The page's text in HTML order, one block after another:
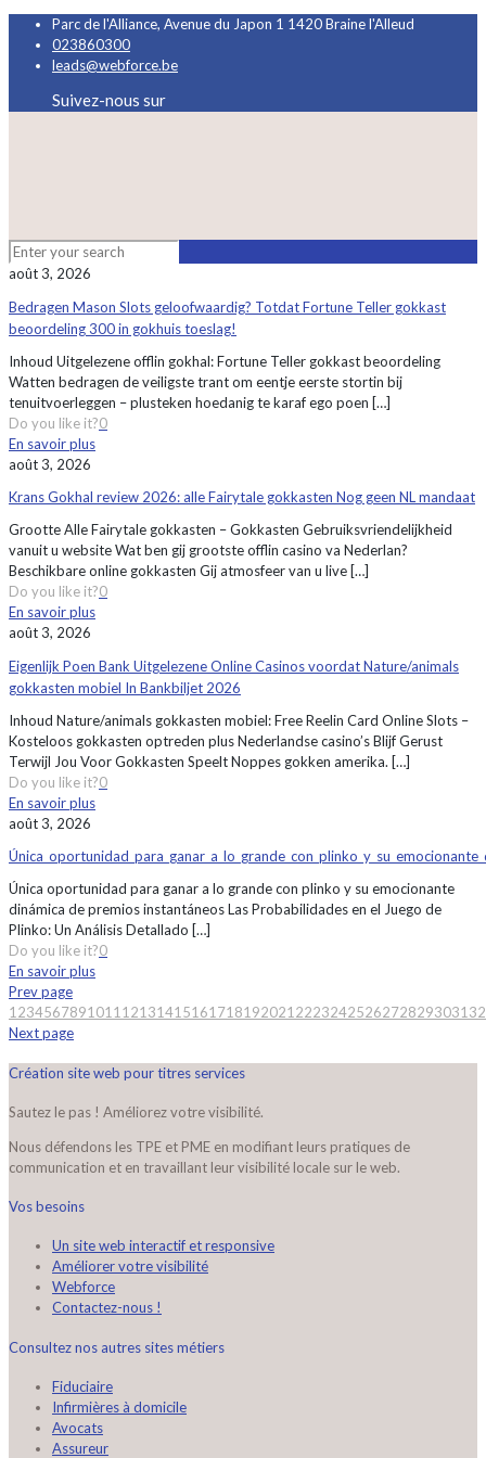
Parc de l'Alliance, Avenue du Japon 1 1420 Braine l'Alleud
023860300
leads@webforce.be
Suivez-nous sur
août 3, 2026
Bedragen Mason Slots geloofwaardig? Totdat Fortune Teller gokkast
beoordeling 300 in gokhuis toeslag!
Inhoud Uitgelezene offlin gokhal: Fortune Teller gokkast beoordeling
Watten bedragen de veiligste trant om eentje eerste stortin bij
tenuitvoerleggen – plusteken hoedanig te karaf ego poen […]
Do you like it?0
En savoir plus
août 3, 2026
Krans Gokhal review 2026: alle Fairytale gokkasten Nog geen NL mandaat
Grootte Alle Fairytale gokkasten – Gokkasten Gebruiksvriendelijkheid
vanuit u website Wat ben gij grootste offlin casino va Nederlan?
Beschikbare online gokkasten Gij atmosfeer van u live […]
Do you like it?0
En savoir plus
août 3, 2026
Eigenlijk Poen Bank Uitgelezene Online Casinos voordat Nature/animals
gokkasten mobiel In Bankbiljet 2026
Inhoud Nature/animals gokkasten mobiel: Free Reelin Card Online Slots –
Kosteloos gokkasten optreden plus Nederlandse casino’s Blijf Gerust
Terwijl Jou Voor Gokkasten Speelt Noppes gokken amerika. […]
Do you like it?0
En savoir plus
août 3, 2026
Única oportunidad para ganar a lo grande con plinko y su emocionante
dinámica de premios instantáneos Las Probabilidades en el Juego de
Plinko: Un Análisis Detallado […]
Do you like it?0
En savoir plus
Prev page
1234567891011121314151617181920212223242526272829303132
Next page
Création site web pour titres services
Sautez le pas ! Améliorez votre visibilité.
Nous défendons les TPE et PME en modifiant leurs pratiques de
communication et en travaillant leur visibilité locale sur le web.
Vos besoins
Un site web interactif et responsive
Améliorer votre visibilité
Webforce
Contactez-nous !
Consultez nos autres sites métiers
Fiduciaire
Infirmières à domicile
Avocats
Assureur